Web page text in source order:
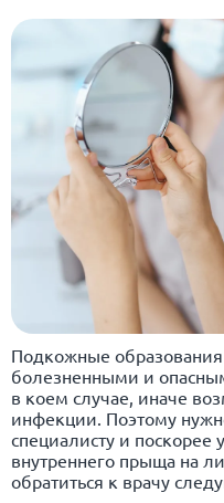
Подкожные образования
болезненными и
в коем случае, иначе
инфекции. Поэтому
специалисту и поскорее
внутреннего прыща на
обратиться к врачу